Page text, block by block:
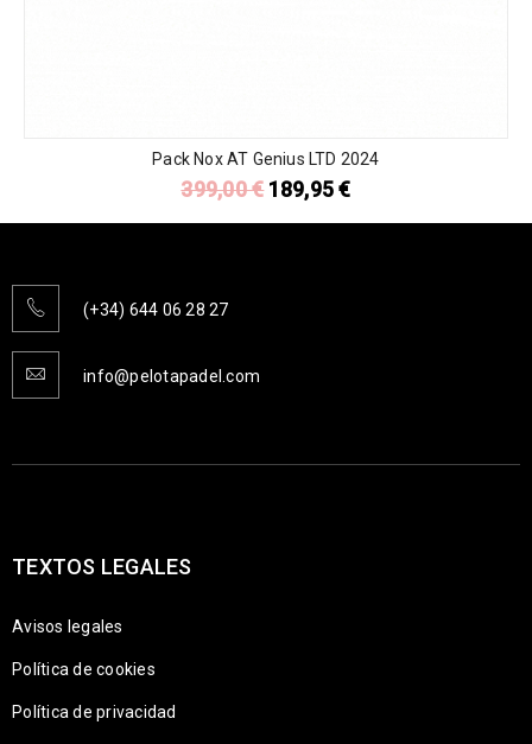
Pack Nox AT Genius LTD 2024
399,00€ 189,95€
(+34) 644 06 28 27
info@pelotapadel.com
TEXTOS LEGALES
Avisos legales
Política de cookies
Política de privacidad